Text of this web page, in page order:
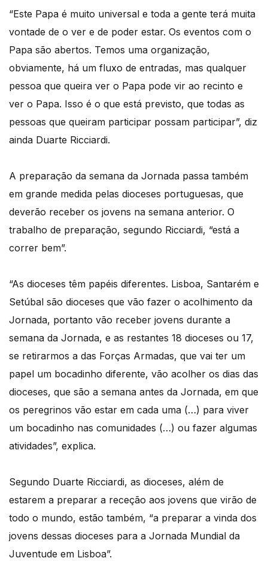
“Este Papa é muito universal e toda a gente terá muita
vontade de o ver e de poder estar. Os eventos com o
Papa são abertos. Temos uma organização,
obviamente, há um fluxo de entradas, mas qualquer
pessoa que queira ver o Papa pode vir ao recinto e
ver o Papa. Isso é o que está previsto, que todas as
pessoas que queiram participar possam participar”, diz
ainda Duarte Ricciardi.
A preparação da semana da Jornada passa também
em grande medida pelas dioceses portuguesas, que
deverão receber os jovens na semana anterior. O
trabalho de preparação, segundo Ricciardi, “está a
correr bem”.
“As dioceses têm papéis diferentes. Lisboa, Santarém e
Setúbal são dioceses que vão fazer o acolhimento da
Jornada, portanto vão receber jovens durante a
semana da Jornada, e as restantes 18 dioceses ou 17,
se retirarmos a das Forças Armadas, que vai ter um
papel um bocadinho diferente, vão acolher os dias das
dioceses, que são a semana antes da Jornada, em que
os peregrinos vão estar em cada uma (…) para viver
um bocadinho nas comunidades (…) ou fazer algumas
atividades”, explica.
Segundo Duarte Ricciardi, as dioceses, além de
estarem a preparar a receção aos jovens que virão de
todo o mundo, estão também, “a preparar a vinda dos
jovens dessas dioceses para a Jornada Mundial da
Juventude em Lisboa”.